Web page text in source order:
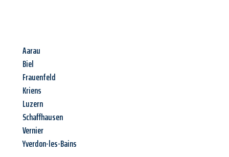
Aarau
Biel
Frauenfeld
Kriens
Luzern
Schaffhausen
Vernier
Yverdon-les-Bains